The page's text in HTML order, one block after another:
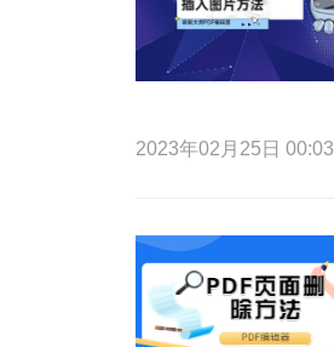
2023年02月25日 00:03